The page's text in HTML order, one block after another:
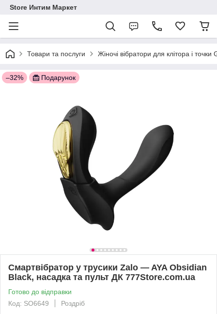
Store Интим Маркет
Товари та послуги Жіночі вібратори для клітора і
–32% Подарунок
Смартвібратор у трусики Zalo — AYA Obsidian
Black, насадка та пульт ДК 777Store.com.ua
Готово до відправки
Код: SO6649
Роздріб